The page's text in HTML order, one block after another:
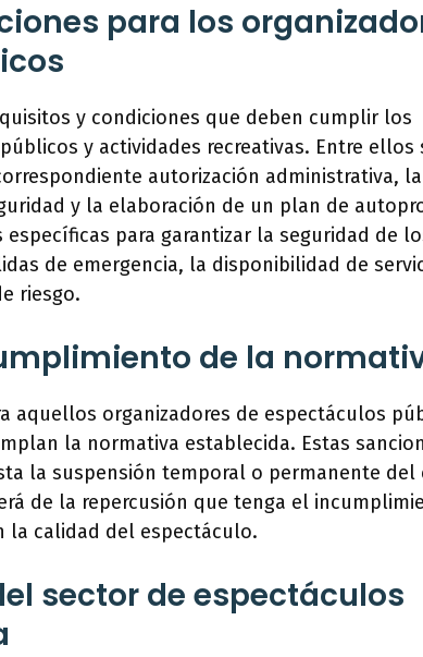
para los
y condiciones que deben cumplir los
y actividades recreativas. Entre ellos
autorización administrativa, la
y la elaboración de un plan de
para garantizar la seguridad de
de emergencia, la disponibilidad de
riesgo.
de la
aquellos organizadores de espectáculos
la normativa establecida. Estas
la suspensión temporal o permanente del
de la repercusión que tenga el
la calidad del espectáculo.
sector de espectáculos